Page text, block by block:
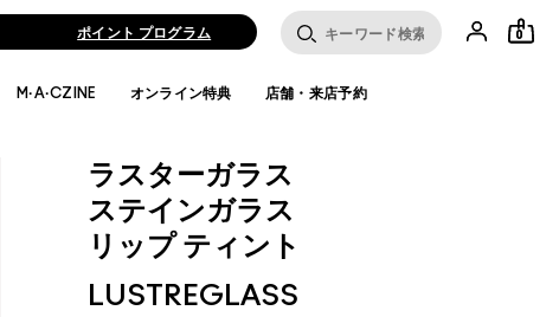
ポイント プログラム 0
M·A·CZINE オンライン特典 店舗・来店予約
ラスターガラス
ステインガラス
リップ ティント
LUSTREGLASS